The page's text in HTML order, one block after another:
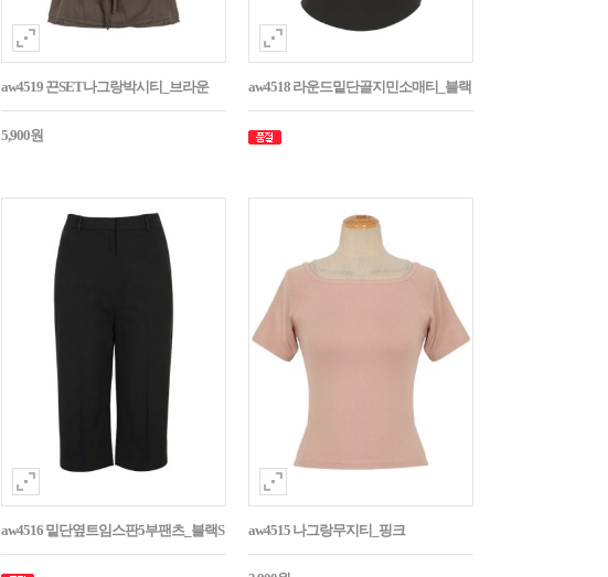
aw4519 끈SET나그랑박시티_브라운
5,900원
aw4518 라운드밑단골지민소매티_블랙
aw4516 밑단옆트임스판5부팬츠_블랙S aw4515 나그랑무지티_핑크